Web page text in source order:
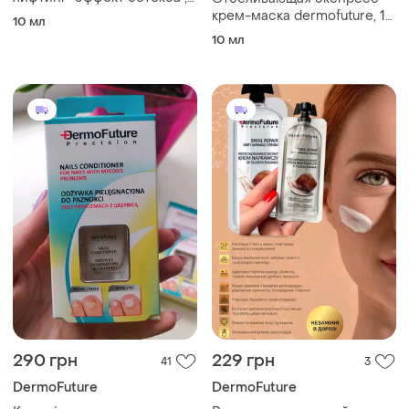
dermofuture, 10 мл
10 мл
крем-маска dermofuture, 12
мл
10 мл
290 грн 41
DermoFuture
229 грн 3
DermoFuture